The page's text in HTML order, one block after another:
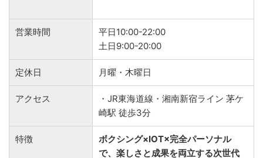
営業時間
平日10:00-22:00
土日9:00-20:00
定休日 月曜・木曜日
アクセス
・JR東海道線・湘南新宿ライン 茅ケ
崎駅 徒歩3分
特徴
ボクシング×IOT×完全パーソナル
で、楽しさと成果を両立する次世代